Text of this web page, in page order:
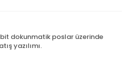
dokunmatik poslar üzerinde
yazılımı.